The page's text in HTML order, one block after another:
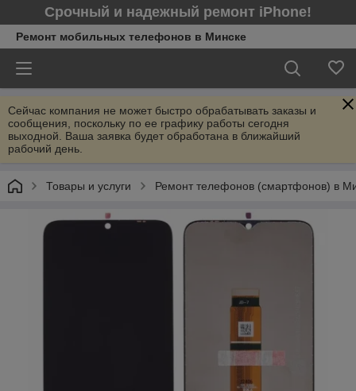
Срочный и надежный ремонт iPhone!
Ремонт мобильных телефонов в Минcке
Сейчас компания не может быстро обрабатывать заказы и
сообщения, поскольку по ее графику работы сегодня
выходной. Ваша заявка будет обработана в ближайший
рабочий день.
Товары и услуги Ремонт телефонов (смартфонов) в